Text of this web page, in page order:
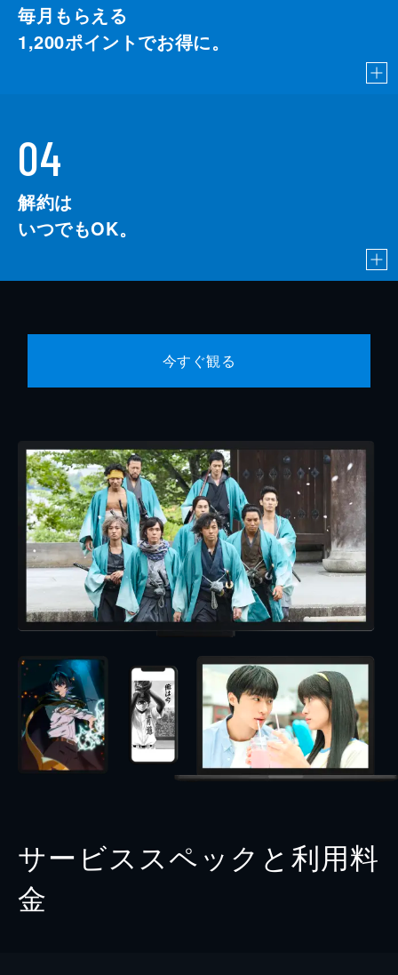
毎月もらえる
1,200ポイントでお得に。
04
解約は
いつでもOK。
今すぐ観る
サービススペックと利用料
金